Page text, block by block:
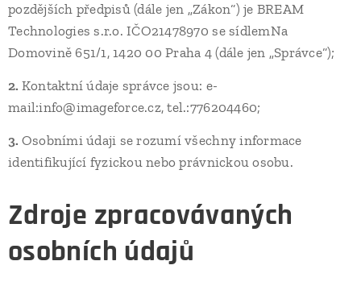
pozdějších předpisů (dále jen „Zákon“) je BREAM
Technologies s.r.o. IČO21478970 se sídlemNa
Domovině 651/1, 1420 00 Praha 4 (dále jen „Správce“);
2. Kontaktní údaje správce jsou: e-
mail:info@imageforce.cz, tel.:776204460;
3. Osobními údaji se rozumí všechny informace
identifikující fyzickou nebo právnickou osobu.
Zdroje zpracovávaných
osobních údajů